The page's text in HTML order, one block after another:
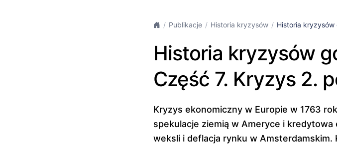
Publikacje Historia kryzysów Historia kryzysów
Historia kryzysów
Część 7. Kryzys 2.
Kryzys ekonomiczny w Europie w 1763
spekulacje ziemią w Ameryce i
weksli i deflacja rynku w Amsterdamskim.